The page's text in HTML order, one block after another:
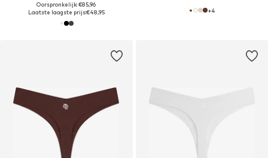
Oorspronkelijk: €85,96
Laatste laagste prijs:€48,95 +4